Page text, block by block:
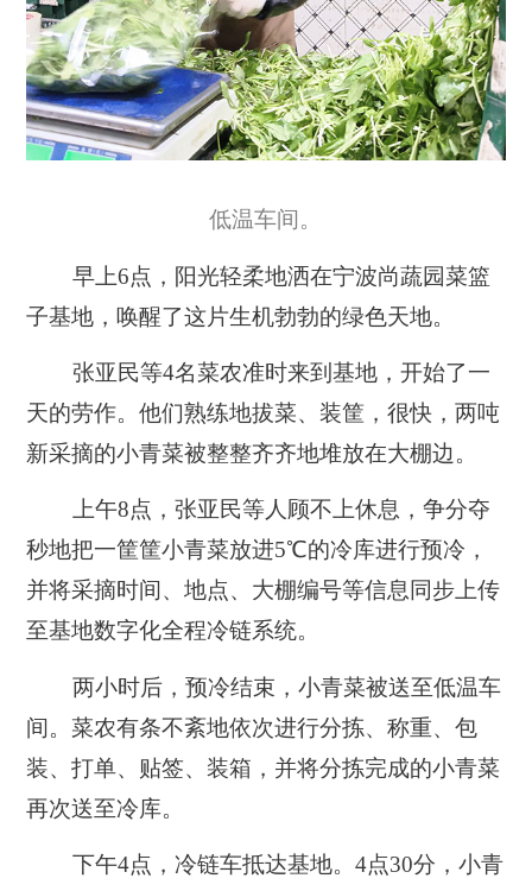
低温车间。
早上6点，阳光轻柔地洒在宁波尚蔬园菜篮
子基地，唤醒了这片生机勃勃的绿色天地。
张亚民等4名菜农准时来到基地，开始了一
天的劳作。他们熟练地拔菜、装筐，很快，两吨
新采摘的小青菜被整整齐齐地堆放在大棚边。
上午8点，张亚民等人顾不上休息，争分夺
秒地把一筐筐小青菜放进5℃的冷库进行预冷，
并将采摘时间、地点、大棚编号等信息同步上传
至基地数字化全程冷链系统。
两小时后，预冷结束，小青菜被送至低温车
间。菜农有条不紊地依次进行分拣、称重、包
装、打单、贴签、装箱，并将分拣完成的小青菜
再次送至冷库。
下午4点，冷链车抵达基地。4点30分，小青